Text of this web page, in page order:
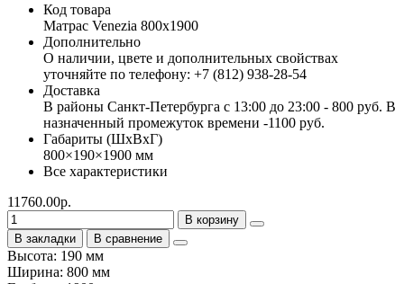
Код товара
Матрас Venezia 800х1900
Дополнительно
О наличии, цвете и дополнительных свойствах
уточняйте по телефону: +7 (812) 938-28-54
Доставка
В районы Санкт-Петербурга с 13:00 до 23:00 - 800 руб. В
назначенный промежуток времени -1100 руб.
Габариты (ШхВхГ)
800×190×1900 мм
Все характеристики
11760.00р.
В корзину
В закладки
В сравнение
Высота: 190 мм
Ширина: 800 мм